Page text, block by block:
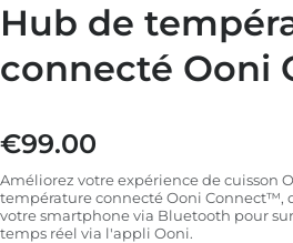
Hub de
connecté Ooni
Prix régulier
€99.00
Améliorez votre expérience de cuisson
température connecté Ooni Connect™,
votre smartphone via Bluetooth pour
temps réel via l'appli Ooni.